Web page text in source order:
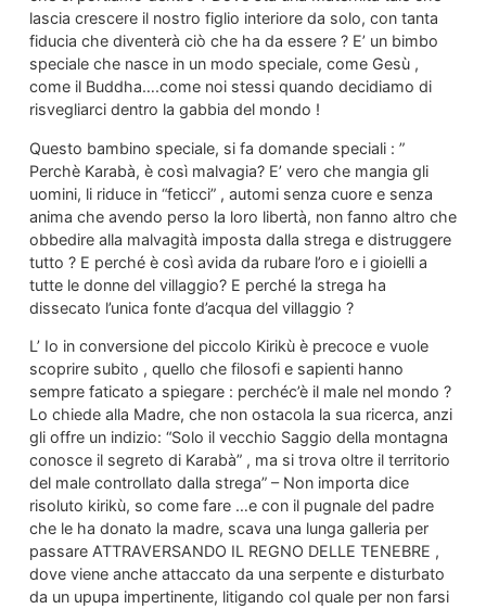
lascia crescere il nostro figlio interiore da solo, con tanta
fiducia che diventerà ciò che ha da essere ? E’ un bimbo
speciale che nasce in un modo speciale, come Gesù ,
come il Buddha….come noi stessi quando decidiamo di
risvegliarci dentro la gabbia del mondo !
Questo bambino speciale, si fa domande speciali : ”
Perchè Karabà, è così malvagia? E’ vero che mangia gli
uomini, li riduce in “feticci” , automi senza cuore e senza
anima che avendo perso la loro libertà, non fanno altro che
obbedire alla malvagità imposta dalla strega e distruggere
tutto ? E perché è così avida da rubare l’oro e i gioielli a
tutte le donne del villaggio? E perché la strega ha
dissecato l’unica fonte d’acqua del villaggio ?
L’ Io in conversione del piccolo Kirikù è precoce e vuole
scoprire subito , quello che filosofi e sapienti hanno
sempre faticato a spiegare : perchéc’è il male nel mondo ?
Lo chiede alla Madre, che non ostacola la sua ricerca, anzi
gli offre un indizio: “Solo il vecchio Saggio della montagna
conosce il segreto di Karabà” , ma si trova oltre il territorio
del male controllato dalla strega” – Non importa dice
risoluto kirikù, so come fare …e con il pugnale del padre
che le ha donato la madre, scava una lunga galleria per
passare ATTRAVERSANDO IL REGNO DELLE TENEBRE ,
dove viene anche attaccato da una serpente e disturbato
da un upupa impertinente, litigando col quale per non farsi